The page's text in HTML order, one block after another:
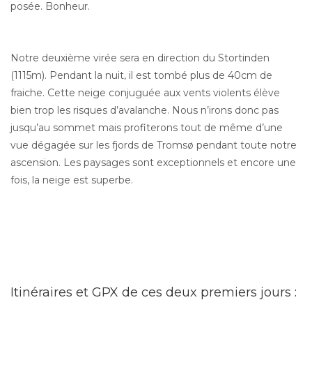
posée. Bonheur.
Notre deuxième virée sera en direction du Stortinden
(1115m). Pendant la nuit, il est tombé plus de 40cm de
fraiche. Cette neige conjuguée aux vents violents élève
bien trop les risques d’avalanche. Nous n’irons donc pas
jusqu’au sommet mais profiterons tout de même d’une
vue dégagée sur les fjords de Tromsø pendant toute notre
ascension. Les paysages sont exceptionnels et encore une
fois, la neige est superbe.
Itinéraires et GPX de ces deux premiers jours :